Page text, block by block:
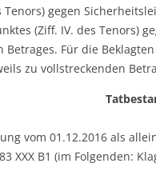
gegen
(Ziff. IV. des Tenors)
Betrages. Für die
zu vollstreckenden
vom 01.12.2016 als
XXX B1 (im Folgenden: